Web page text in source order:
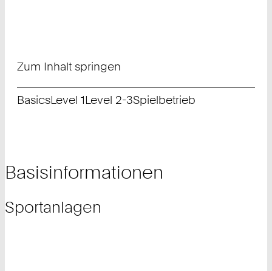
Zum Inhalt springen
BasicsLevel 1Level 2-3Spielbetrieb
Basisinformationen
Sportanlagen